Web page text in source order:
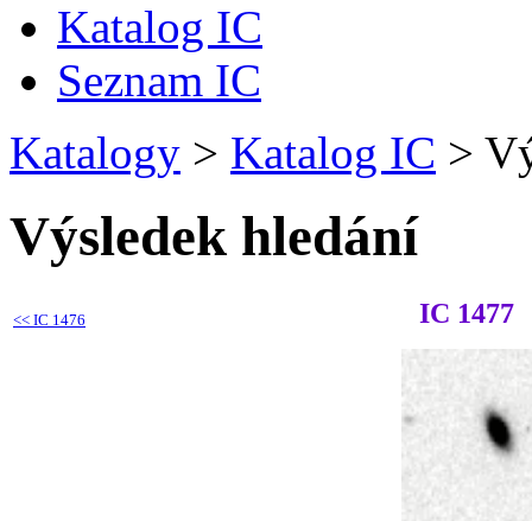
Katalog IC
Seznam IC
Katalogy > Katalog IC >
Výsledek hledání
<< IC 1476 IC 1477